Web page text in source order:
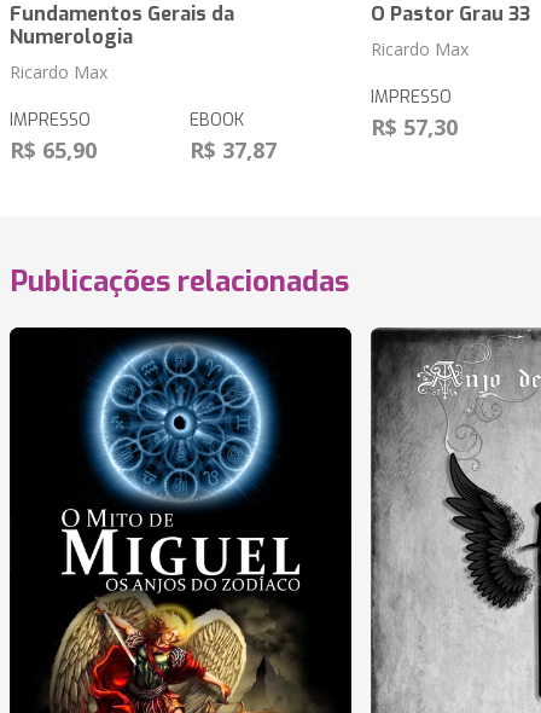
Fundamentos Gerais da
Numerologia
Ricardo Max
IMPRESSO
R$ 65,90
EBOOK
R$ 37,87
O Pastor Grau 33
Ricardo Max
IMPRESSO
R$ 57,30
Publicações relacionadas